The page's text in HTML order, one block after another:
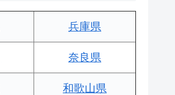
兵庫県
奈良県
和歌山県